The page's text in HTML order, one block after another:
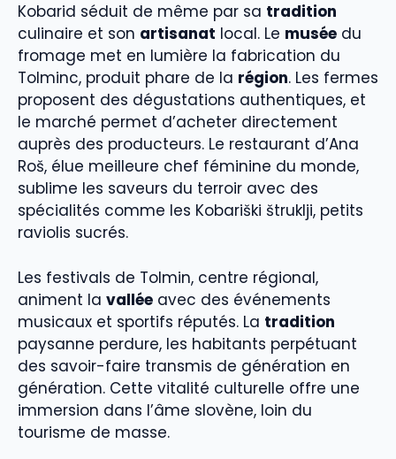
Kobarid séduit de même par sa tradition
culinaire et son artisanat local. Le musée du
fromage met en lumière la fabrication du
Tolminc, produit phare de la région. Les fermes
proposent des dégustations authentiques, et
le marché permet d’acheter directement
auprès des producteurs. Le restaurant d’Ana
Roš, élue meilleure chef féminine du monde,
sublime les saveurs du terroir avec des
spécialités comme les Kobariški štruklji, petits
raviolis sucrés.
Les festivals de Tolmin, centre régional,
animent la vallée avec des événements
musicaux et sportifs réputés. La tradition
paysanne perdure, les habitants perpétuant
des savoir-faire transmis de génération en
génération. Cette vitalité culturelle offre une
immersion dans l’âme slovène, loin du
tourisme de masse.